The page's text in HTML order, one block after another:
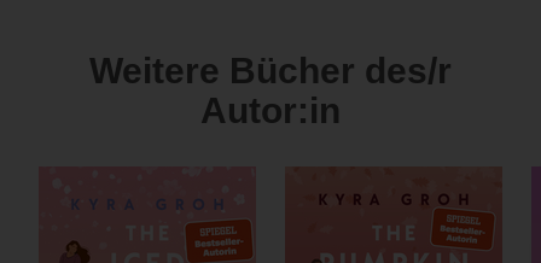
Weitere Bücher des/r
Autor:in